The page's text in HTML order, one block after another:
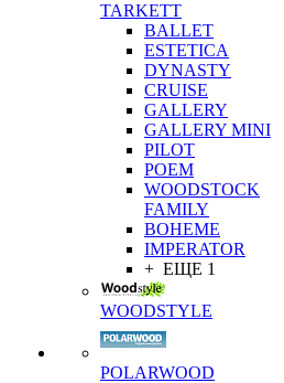
TARKETT
BALLET
ESTETICA
DYNASTY
CRUISE
GALLERY
GALLERY MINI
PILOT
POEM
WOODSTOCK
FAMILY
BOHEME
IMPERATOR
+ ЕЩЕ 1
WOODSTYLE
POLARWOOD